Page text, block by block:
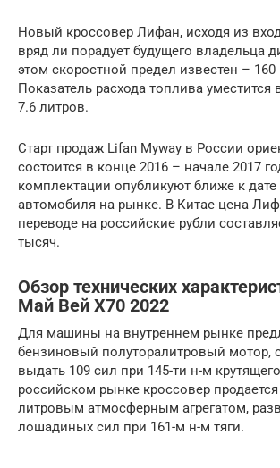
Новый кроссовер Лифан, исходя из
вряд ли порадует будущего владельца
этом скоростной предел известен –
Показатель расхода топлива уместится
7.6 литров.
Старт продаж Lifan Myway в России
состоится в конце 2016 – начале 2017
комплектации опубликуют ближе к
автомобиля на рынке. В Китае цена
переводе на российские рубли
тысяч.
Обзор технических
Май Вей Х70 2022
Для машины на внутреннем рынке
бензиновый полуторалитровый мотор,
выдать 109 сил при 145-ти н-м
российском рынке кроссовер
литровым атмосферным агрегатом,
лошадиных сил при 161-м н-м тяги.